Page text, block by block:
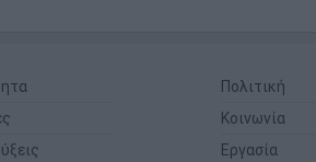
Πολιτική
Κοινωνία
Εργασία